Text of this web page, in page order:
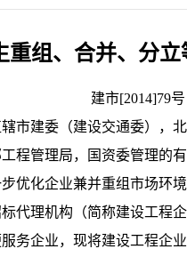
重组、合并、分
建市[2014]79号
市建委（建设交通委），
程管理局，国资委管理的有
化企业兼并重组市场环境
代理机构（简称建设工程
务企业，现将建设工程企